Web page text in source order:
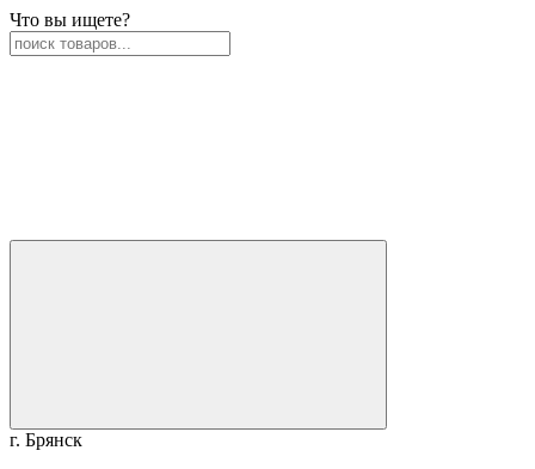
Что вы ищете?
г. Брянск